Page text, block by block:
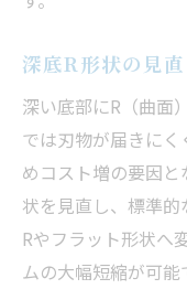
深底R形状の見
深い底部にR（曲面
では刃物が届きに
めコスト増の要因
状を見直し、標準
Rやフラット形状へ
ムの大幅短縮が可能